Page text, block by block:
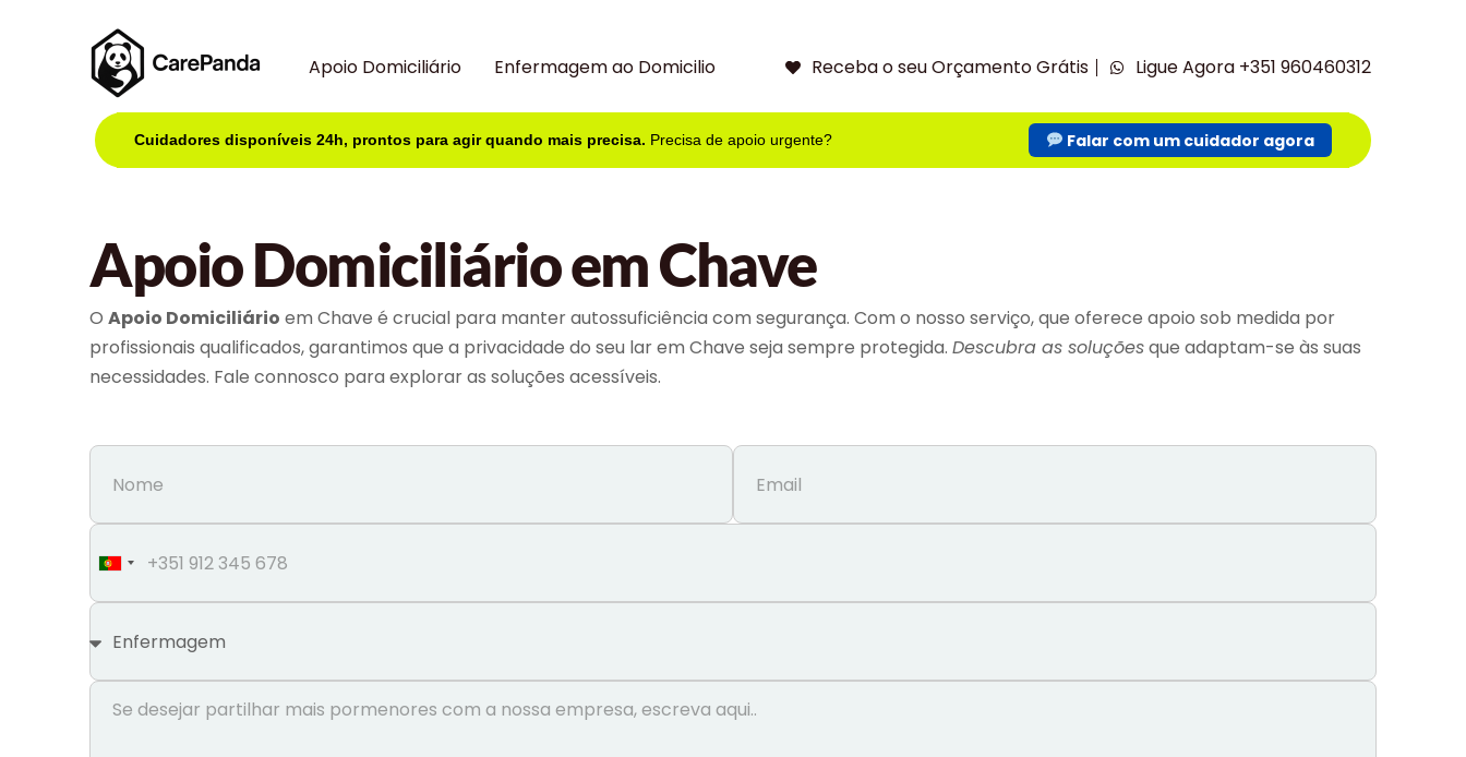
Apoio Domiciliário Enfermagem ao Domicilio Receba o seu Orçamento Grátis Ligue Agora +351 960460312
Cuidadores disponíveis 24h, prontos para agir quando mais precisa. Precisa de apoio urgente? Falar com um cuidador agora
Apoio Domiciliário em Chave
O Apoio Domiciliário em Chave é crucial para manter autossuficiência com segurança. Com o nosso serviço, que oferece apoio sob medida por
profissionais qualificados, garantimos que a privacidade do seu lar em Chave seja sempre protegida. Descubra as soluçõesque adaptam-se às suas
necessidades. Fale connosco para explorar as soluções acessíveis.
Portugal
+351